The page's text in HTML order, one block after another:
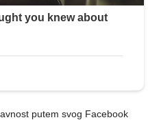
putem svog Facebook